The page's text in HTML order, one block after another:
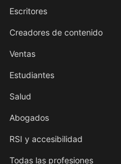
Escritores
Creadores de contenido
Ventas
Estudiantes
Salud
Abogados
RSI y accesibilidad
Todas las profesiones